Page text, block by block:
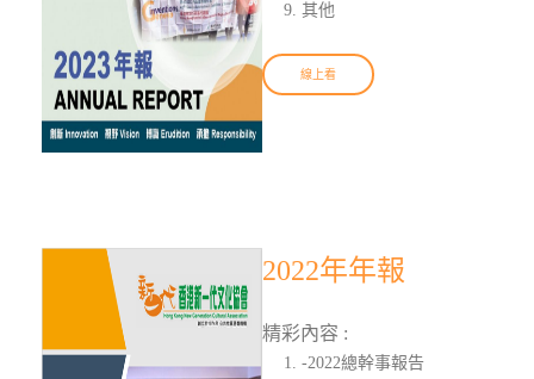
其他
線上看
2022年年報
精彩內容 :
-2022總幹事報告